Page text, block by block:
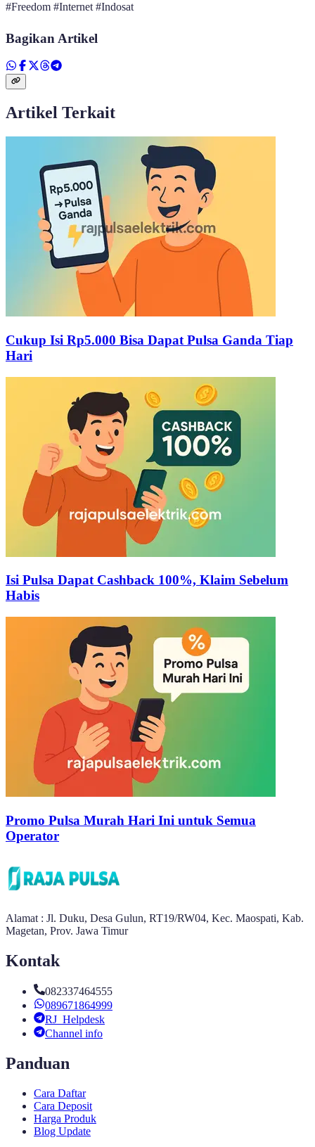
#Freedom #Internet #Indosat
Bagikan Artikel
Artikel Terkait
Cukup Isi Rp5.000 Bisa Dapat Pulsa Ganda Tiap
Hari
Isi Pulsa Dapat Cashback 100%, Klaim Sebelum
Habis
Promo Pulsa Murah Hari Ini untuk Semua
Operator
Alamat : Jl. Duku, Desa Gulun, RT19/RW04, Kec. Maospati, Kab.
Magetan, Prov. Jawa Timur
Kontak
082337464555
089671864999
RJ_Helpdesk
Channel info
Panduan
Cara Daftar
Cara Deposit
Harga Produk
Blog Update